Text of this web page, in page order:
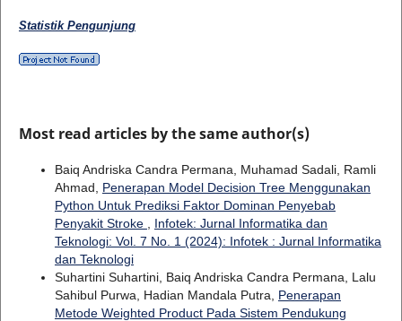
Statistik Pengunjung
Most read articles by the same author(s)
Baiq Andriska Candra Permana, Muhamad Sadali, Ramli
Ahmad, Penerapan Model Decision Tree Menggunakan
Python Untuk Prediksi Faktor Dominan Penyebab
Penyakit Stroke
Infotek: Jurnal Informatika dan
Teknologi: Vol. 7 No. 1 (2024): Infotek : Jurnal Informatika
dan Teknologi
Suhartini Suhartini, Baiq Andriska Candra Permana, Lalu
Sahibul Purwa, Hadian Mandala Putra, Penerapan
Metode Weighted Product Pada Sistem Pendukung